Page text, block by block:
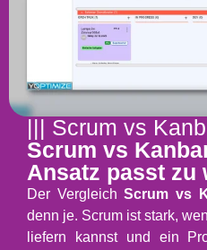
||| Scrum vs
Scrum vs
Ansatz passt zu
Der VergleichScrum vs
denn je. Scrum ist stark,
liefern kannst und ein